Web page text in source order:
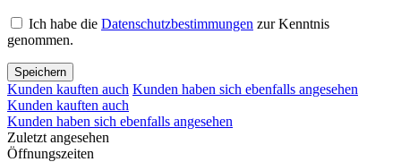
Ich habe die Datenschutzbestimmungen zur Kenntnis
genommen.
Speichern
Kunden kauften auch Kunden haben sich ebenfalls angesehen
Kunden kauften auch
Kunden haben sich ebenfalls angesehen
Zuletzt angesehen
Öffnungszeiten